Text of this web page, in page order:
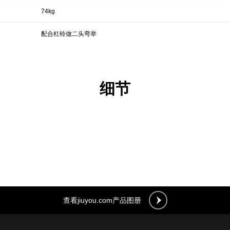
74kg
配合杠铃做二头弯举
细节
查看jiuyou.com产品图册